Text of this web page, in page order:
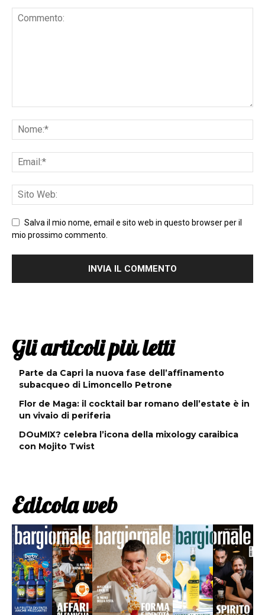
Salva il mio nome, email e sito web in questo browser per il
mio prossimo commento.
Gli articoli più letti
Parte da Capri la nuova fase dell’affinamento
subacqueo di Limoncello Petrone
Flor de Maga: il cocktail bar romano dell’estate è in
un vivaio di periferia
DOuMIX? celebra l’icona della mixology caraibica
con Mojito Twist
Edicola web